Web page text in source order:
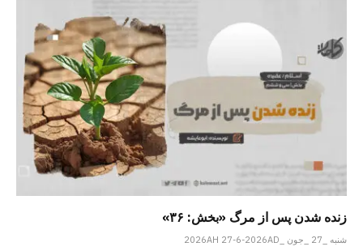
زنده شدن پس از مرگ «بخش: ۳۶»
شنبه _27 _جون _2026AH 27-6-2026AD